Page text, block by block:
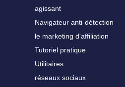
agissant
Navigateur anti-détection
le marketing d'affiliation
Tutoriel pratique
Utilitaires
réseaux sociaux